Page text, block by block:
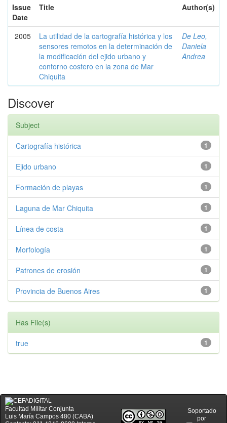
Issue
Date
Title Author(s)
2005
La utilidad de la cartografía histórica y los
sensores remotos en la determinación de
la modificación del ejido urbano y
contorno costero en la zona de Mar
Chiquita
De Leo,
Daniela
Andrea
Discover
Subject
1
Cartografía histórica
1
Ejido urbano
1
Formación de playas
1
Laguna de Mar Chiquita
1
Línea de costa
1
Morfología
1
Patrones de erosión
1
Provincia de Buenos Aires
Has File(s)
1
true
Facultad Militar Conjunta
Luis María Campos 480 (CABA)
Soportado
por